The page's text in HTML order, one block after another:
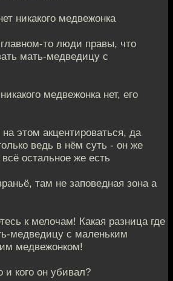
никакого медвежонка
то люди правы, что
мать-медведицу с
медвежонка нет, его
этом акцентироваться, да
ведь в нём суть - он же
остальное же есть
там не заповедная зона а
к мелочам! Какая разница где
медведицу с маленьким
медвежонком!
кого он убивал?